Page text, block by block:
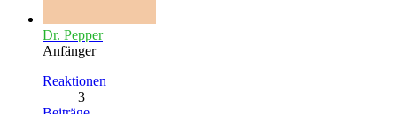
Dr. Pepper
Anfänger
Reaktionen
3